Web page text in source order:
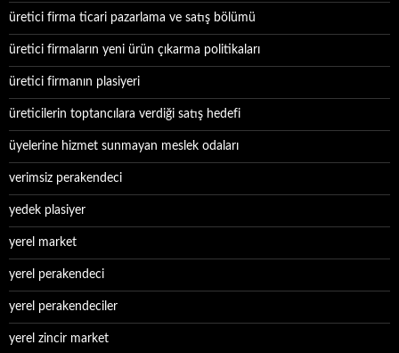
üretici firma ticari pazarlama ve satış bölümü
üretici firmaların yeni ürün çıkarma politikaları
üretici firmanın plasiyeri
üreticilerin toptancılara verdiği satış hedefi
üyelerine hizmet sunmayan meslek odaları
verimsiz perakendeci
yedek plasiyer
yerel market
yerel perakendeci
yerel perakendeciler
yerel zincir market